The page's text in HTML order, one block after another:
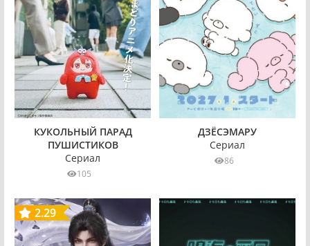
Школьная жизнь
КУКОЛЬНЫЙ ПАРАД
ПУШИСТИКОВ
Сериал
105
ДЗЁСЭМАРУ
Сериал
86
2.29